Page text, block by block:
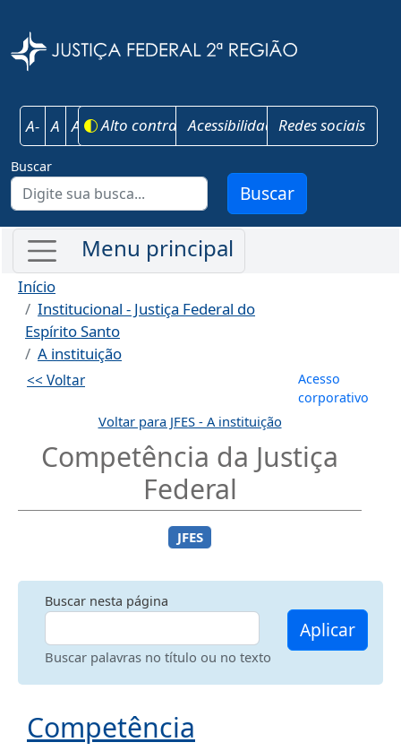
A- A A+ Alto contrasteAcessibilidadeRedes sociais
Buscar
Buscar
Início
Institucional - Justiça Federal do
Espírito Santo
A instituição
<< Voltar Menu de
Acesso
corporativo
Voltar para JFES - A instituição
Competência da Justiça
Federal
JFES
Buscar nesta página
Buscar palavras no título ou no texto
Aplicar
Competência